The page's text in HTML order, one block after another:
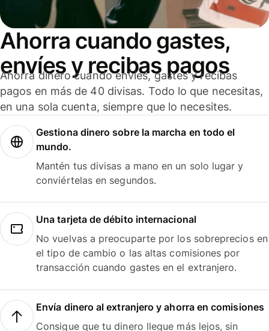
Ahorra cuando gastes,
envíes y recibas pagos
Ahorra dinero cuando envíes, gastes y recibas
pagos en más de 40 divisas. Todo lo que necesitas,
en una sola cuenta, siempre que lo necesites.
Gestiona dinero sobre la marcha en todo el
mundo.
Mantén tus divisas a mano en un solo lugar y
conviértelas en segundos.
Una tarjeta de débito internacional
No vuelvas a preocuparte por los sobreprecios en
el tipo de cambio o las altas comisiones por
transacción cuando gastes en el extranjero.
Envía dinero al extranjero y ahorra en comisiones
Consigue que tu dinero llegue más lejos, sin